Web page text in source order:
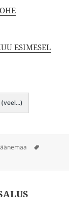
ESIMESEL
(veel...)